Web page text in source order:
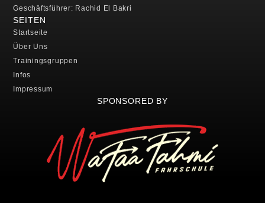
Geschäftsführer: Rachid El Bakri
SEITEN
Startseite
Über Uns
Trainingsgruppen
Infos
Impressum
SPONSORED BY